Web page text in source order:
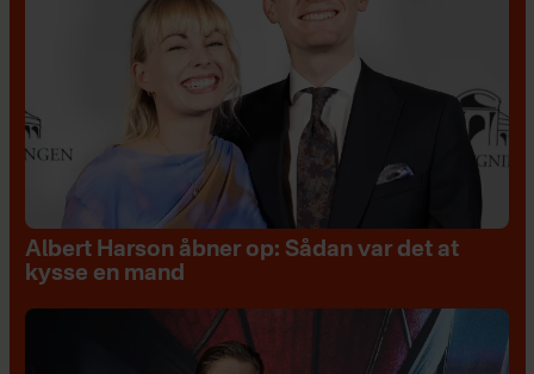
Albert Harson åbner op: Sådan var det at
kysse en mand